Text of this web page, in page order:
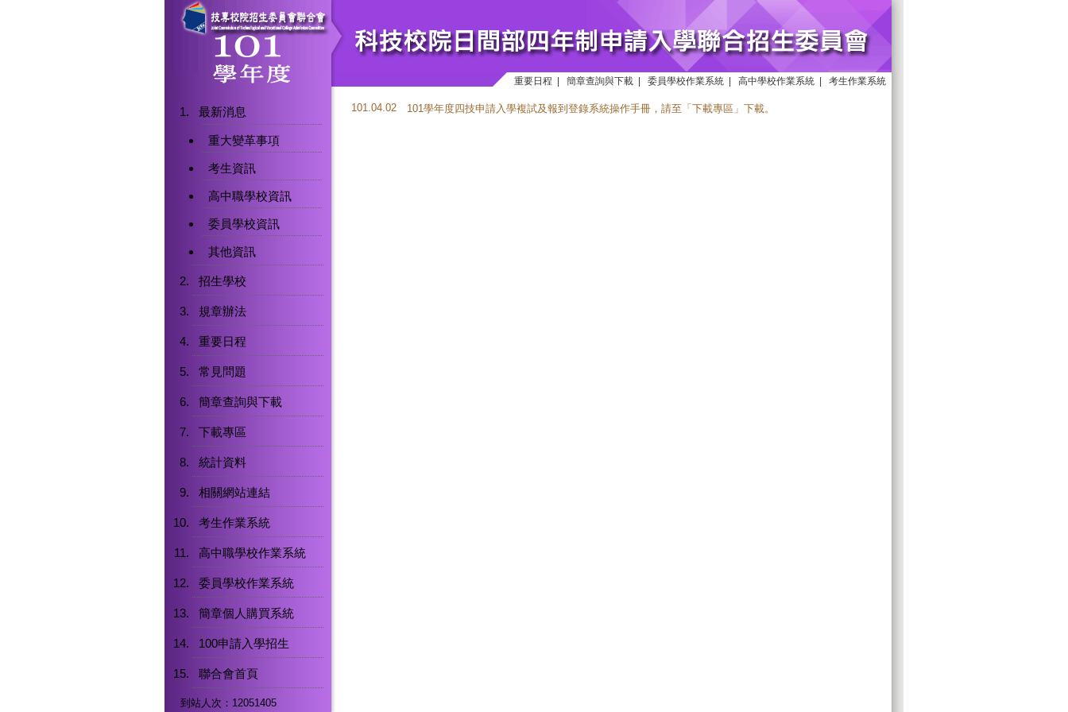
重要日程 簡章查詢與下載 委員學校作業系統 高中學校作業系統 考生作業系統
最新消息
重大變革事項
考生資訊
高中職學校資訊
委員學校資訊
其他資訊
招生學校
規章辦法
重要日程
常見問題
簡章查詢與下載
下載專區
統計資料
相關網站連結
考生作業系統
高中職學校作業系統
委員學校作業系統
簡章個人購買系統
100申請入學招生
聯合會首頁
到站人次：12051405
101.04.02 101學年度四技申請入學複試及報到登錄系統操作手冊，請至「 下載專區 」下載。